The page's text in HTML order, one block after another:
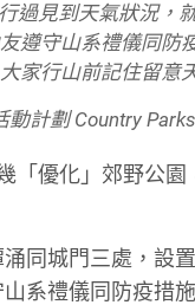
過見到天氣狀況，
遵守山系禮儀同
家行山前記住留意
計劃 Country
「優化」郊野公
同城門三處，設
系禮儀同防疫措施